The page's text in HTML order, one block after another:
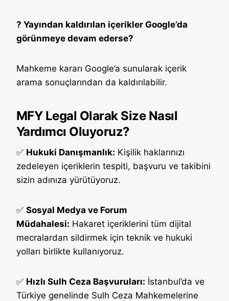
? Yayından kaldırılan içerikler Google’da
görünmeye devam ederse?
Mahkeme kararı Google’a sunularak içerik
arama sonuçlarından da kaldırılabilir.
MFY Legal Olarak Size Nasıl
Yardımcı Oluyoruz?
✅ Hukuki Danışmanlık: Kişilik haklarınızı
zedeleyen içeriklerin tespiti, başvuru ve takibini
sizin adınıza yürütüyoruz.
✅ Sosyal Medya ve Forum
Müdahalesi: Hakaret içeriklerini tüm dijital
mecralardan sildirmek için teknik ve hukuki
yolları birlikte kullanıyoruz.
✅ Hızlı Sulh Ceza Başvuruları: İstanbul’da ve
Türkiye genelinde Sulh Ceza Mahkemelerine